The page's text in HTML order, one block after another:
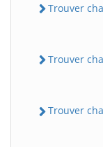
Trouver
Trouver
Trouver